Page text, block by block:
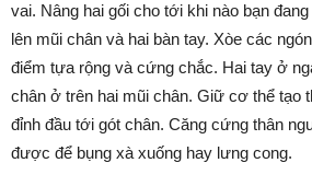
vai. Nâng hai gối cho tới khi nào bạn
lên mũi chân và hai bàn tay. Xòe các
điểm tựa rộng và cứng chắc. Hai tay ở
chân ở trên hai mũi chân. Giữ cơ thể tạo
đỉnh đầu tới gót chân. Căng cứng thân
được để bụng xà xuống hay lưng cong.